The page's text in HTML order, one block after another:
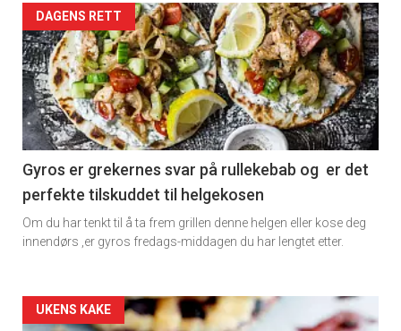
Artikler
detail
-
section
11
DAGENS RETT
Gyros er grekernes svar på rullekebab og er det
perfekte tilskuddet til helgekosen
Om du har tenkt til å ta frem grillen denne helgen eller kose deg
innendørs ,er gyros fredags-middagen du har lengtet etter.
Artikler
UKENS KAKE